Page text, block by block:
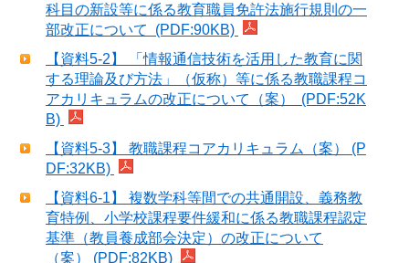
科目の新設等に係る教育職員免許法施行規則の一
部改正について (PDF:90KB)
【資料5-2】 「情報通信技術を活用した教育に関
する理論及び方法」（仮称）等に係る教職課程コ
アカリキュラムの改正について（案） (PDF:52K
B)
【資料5-3】 教職課程コアカリキュラム（案） (P
DF:32KB)
【資料6-1】 複数学科等間での共通開設、義務教
育特例、小学校課程要件緩和に係る教職課程認定
基準（教員養成部会決定）の改正について
（案） (PDF:82KB)